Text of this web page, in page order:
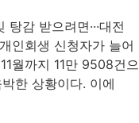
감 받으려면···대전
인회생 신청자가 늘어
월까지 11만 9508건으
한 상황이다. 이에